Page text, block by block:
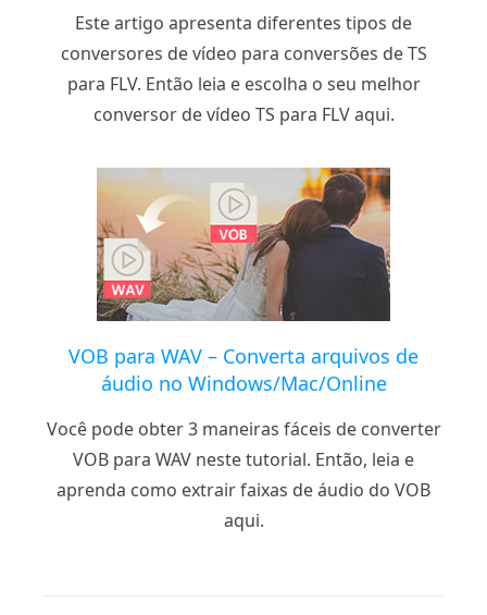
Este artigo apresenta diferentes tipos de
conversores de vídeo para conversões de TS
para FLV. Então leia e escolha o seu melhor
conversor de vídeo TS para FLV aqui.
VOB para WAV – Converta arquivos de
áudio no Windows/Mac/Online
Você pode obter 3 maneiras fáceis de converter
VOB para WAV neste tutorial. Então, leia e
aprenda como extrair faixas de áudio do VOB
aqui.